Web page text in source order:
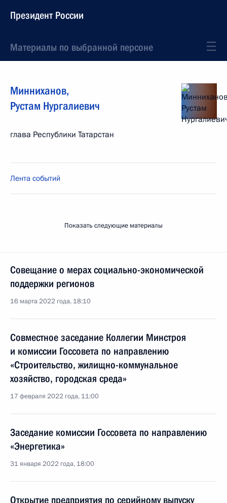
Президент России
Материалы по выбранной персоне
Минниханов,
Рустам Нургалиевич
глава Республики Татарстан
Лента событий
Показать следующие материалы
Совещание о мерах социально-экономической
поддержки регионов
16 марта 2022 года, 18:10
Совместное заседание Коллегии Минстроя
и комиссии Госсовета по направлению
«Строительство, жилищно-коммунальное
хозяйство, городская среда»
17 февраля 2022 года, 11:00
Заседание комиссии Госсовета по направлению
«Энергетика»
31 января 2022 года, 18:00
Открытие предприятия по серийному выпуску